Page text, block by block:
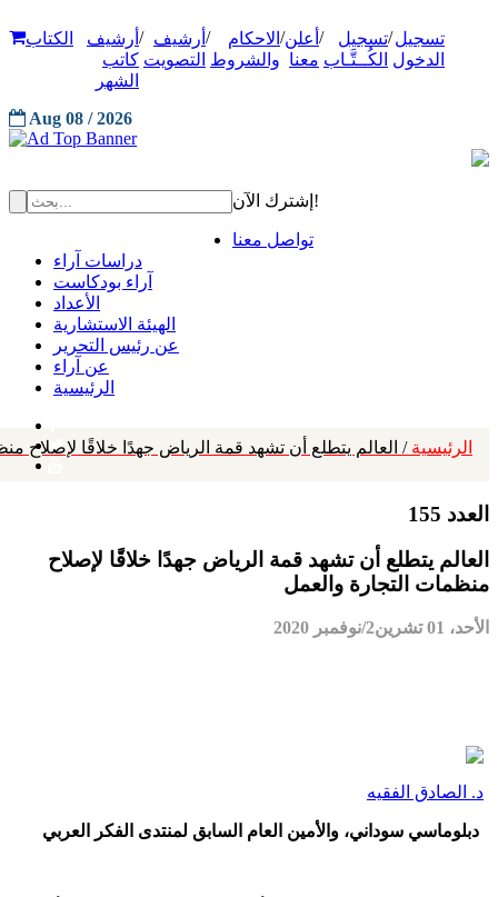
تسجيل
الدخول
/تسجيل
الكُــتَّـاب
/ أعلن
معنا
/ الاحكام
والشروط
/ أرشيف
التصويت
/ أرشيف
كاتب
الشهر
الكتاب
Aug 08 / 2026
إشترك الآن!
تواصل معنا
دراسات آراء
آراء بودكاست
الأعداد
الهيئة الاستشارية
عن رئيس التحرير
عن آراء
الرئيسية
الرئيسية / العالم يتطلع أن تشهد قمة الرياض جهدًا خلاقًا لإصلاح
العدد 155
العالم يتطلع أن تشهد قمة الرياض جهدًا خلاقًا لإصلاح
منظمات التجارة والعمل
الأحد، 01 تشرين2/نوفمبر 2020
د. الصادق الفقيه
دبلوماسي سوداني، والأمين العام السابق لمنتدى الفكر العربي